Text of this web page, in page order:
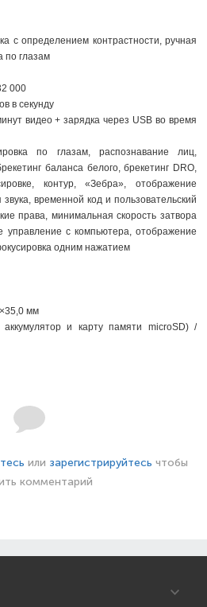
с определением контрастности, ручная
по глазам
000
в секунду
видео + зарядка через USB во время
по глазам, распознавание лиц,
баланса белого, брекетинг DRO,
контур, «Зебра», отображение
временной код и пользовательский
права, минимальная скорость затвора
управление с компьютера, отображение
одним нажатием
мм
и карту памяти microSD) /
или зарегистрируйтесь чтобы
комментарий